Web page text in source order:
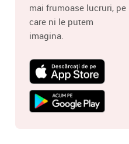
mai frumoase lucruri, pe
care ni le putem
imagina.